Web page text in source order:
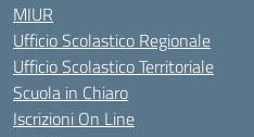
MIUR
Ufficio Scolastico Regionale
Ufficio Scolastico Territoriale
Scuola in Chiaro
Iscrizioni On Line